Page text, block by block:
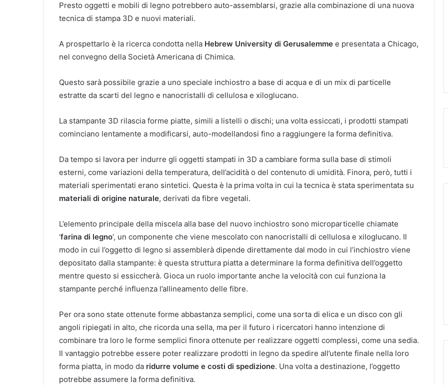
Presto oggetti e mobili di legno potrebbero auto-assemblarsi, grazie alla combinazione di una nuova
tecnica di stampa 3D e nuovi materiali.
A prospettarlo è la ricerca condotta nella Hebrew University di Gerusalemme e presentata a Chicago,
nel convegno della Società Americana di Chimica.
Questo sarà possibile grazie a uno speciale inchiostro a base di acqua e di un mix di particelle
estratte da scarti del legno e nanocristalli di cellulosa e xiloglucano.
La stampante 3D rilascia forme piatte, simili a listelli o dischi; una volta essiccati, i prodotti stampati
cominciano lentamente a modificarsi, auto-modellandosi fino a raggiungere la forma definitiva.
Da tempo si lavora per indurre gli oggetti stampati in 3D a cambiare forma sulla base di stimoli
esterni, come variazioni della temperatura, dell’acidità o del contenuto di umidità. Finora, però, tutti i
materiali sperimentati erano sintetici. Questa è la prima volta in cui la tecnica è stata sperimentata su
materiali di origine naturale, derivati da fibre vegetali.
L’elemento principale della miscela alla base del nuovo inchiostro sono microparticelle chiamate
‘farina di legno‘, un componente che viene mescolato con nanocristalli di cellulosa e xiloglucano. Il
modo in cui l’oggetto di legno si assemblerà dipende direttamente dal modo in cui l’inchiostro viene
depositato dalla stampante: è questa struttura piatta a determinare la forma definitiva dell’oggetto
mentre questo si essiccherà. Gioca un ruolo importante anche la velocità con cui funziona la
stampante perché influenza l’allineamento delle fibre.
Per ora sono state ottenute forme abbastanza semplici, come una sorta di elica e un disco con gli
angoli ripiegati in alto, che ricorda una sella, ma per il futuro i ricercatori hanno intenzione di
combinare tra loro le forme semplici finora ottenute per realizzare oggetti complessi, come una sedia.
Il vantaggio potrebbe essere poter realizzare prodotti in legno da spedire all’utente finale nella loro
forma piatta, in modo da ridurre volume e costi di spedizione. Una volta a destinazione, l’oggetto
potrebbe assumere la forma definitiva.